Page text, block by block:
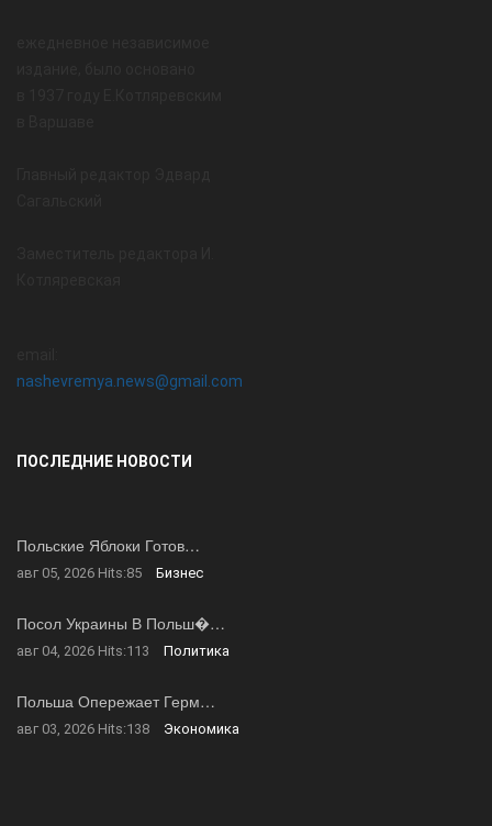
nashevremya.news@gmail.com
ПОСЛЕДНИЕ НОВОСТИ
Польские Яблоки Готов…
авг 05, 2026 Hits:85 Бизнес
Посол Украины В Польш�…
авг 04, 2026 Hits:113 Политика
Польша Опережает Герм…
авг 03, 2026 Hits:138 Экономика